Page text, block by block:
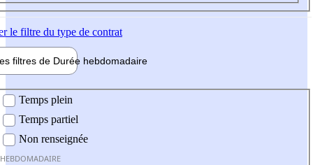
le filtre du type de contrat
filtres de Durée hebdomadaire
Temps plein
Temps partiel
Non renseignée